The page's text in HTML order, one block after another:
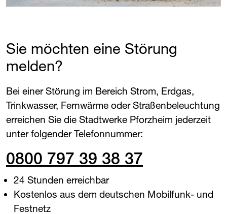
Sie möchten eine Störung
melden?
Bei einer Störung im Bereich Strom, Erdgas,
Trinkwasser, Fernwärme oder Straßenbeleuchtung
erreichen Sie die Stadtwerke Pforzheim jederzeit
unter folgender Telefonnummer:
0800 797 39 38 37
24 Stunden erreichbar
Kostenlos aus dem deutschen Mobilfunk- und
Festnetz